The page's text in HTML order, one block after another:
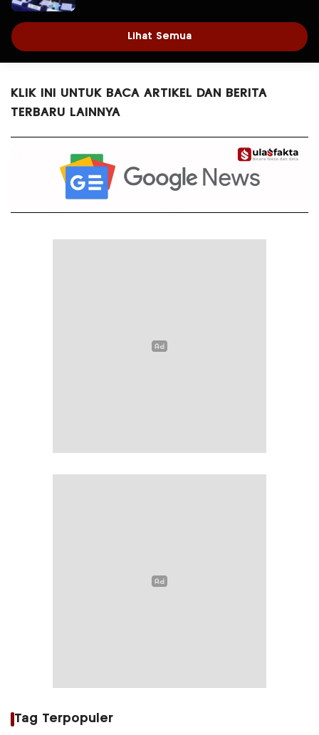
Lihat Semua
KLIK INI UNTUK BACA ARTIKEL DAN BERITA
TERBARU LAINNYA
Tag Terpopuler